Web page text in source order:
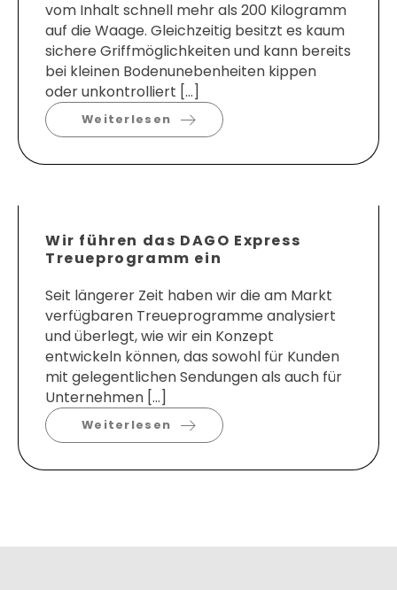
vom Inhalt schnell mehr als 200 Kilogramm
auf die Waage. Gleichzeitig besitzt es kaum
sichere Griffmöglichkeiten und kann bereits
bei kleinen Bodenunebenheiten kippen
oder unkontrolliert […]
Weiterlesen
Wir führen das DAGO Express
Treueprogramm ein
Seit längerer Zeit haben wir die am Markt
verfügbaren Treueprogramme analysiert
und überlegt, wie wir ein Konzept
entwickeln können, das sowohl für Kunden
mit gelegentlichen Sendungen als auch für
Unternehmen […]
Weiterlesen